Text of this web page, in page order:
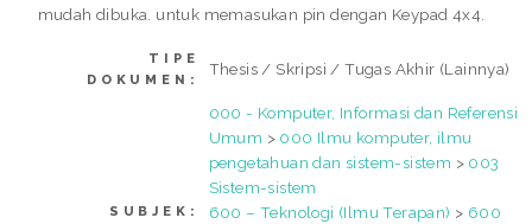
mudah dibuka. untuk memasukan pin dengan Keypad 4x4.
TIPE
DOKUMEN:
Thesis / Skripsi / Tugas Akhir (Lainnya)
SUBJEK:
000 - Komputer, Informasi dan Referensi
Umum > 000 Ilmu komputer, ilmu
pengetahuan dan sistem-sistem > 003
Sistem-sistem
600 – Teknologi (Ilmu Terapan) > 600